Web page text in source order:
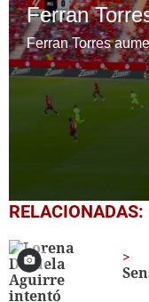
0
seconds
32
seconds
RELACIONADAS: